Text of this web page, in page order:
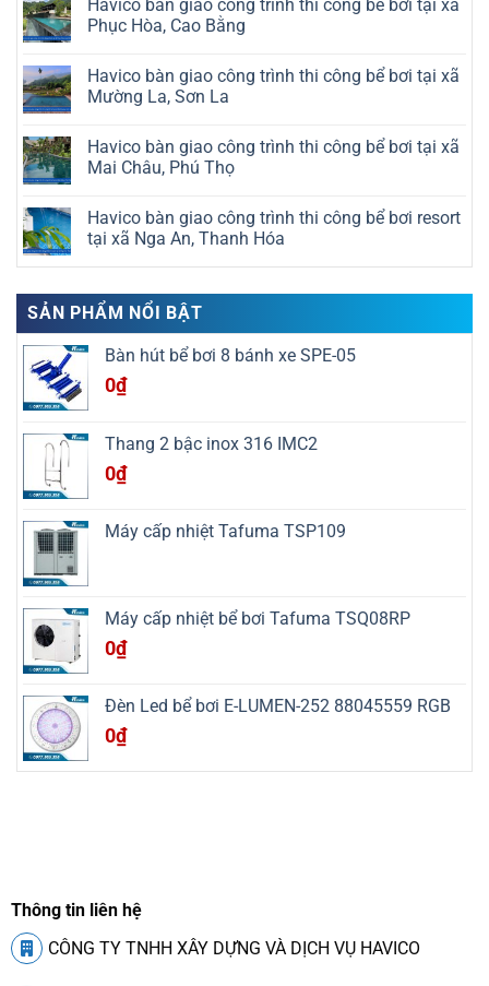
bình
luận
ở
giao
công
trình
bể
bơi
tại
Đồ
Sơn,
Hải
Havico bàn giao công trình thi công bể bơi tại xã
Phục Hòa, Cao Bằng
bình
luận
ở
giao
công
trình
bể
bơi
tại
Cao
Bằng
Havico bàn giao công trình thi công bể bơi tại xã
Mường La, Sơn La
bình
luận
ở
giao
công
trình
bơi
tại
xã
Mường
Havico bàn giao công trình thi công bể bơi tại xã
Mai Châu, Phú Thọ
bình
luận
ở
công
trình
thi
công
Phú
Havico bàn giao công trình thi công bể bơi resort
tại xã Nga An, Thanh Hóa
luận
ở
Havico
bàn
giao
trình
bơi
Nga
Thanh
SẢN PHẨM NỔI BẬT
Bàn hút bể bơi 8 bánh xe SPE-05
0₫
Thang 2 bậc inox 316 IMC2
0₫
Máy cấp nhiệt Tafuma TSP109
Máy cấp nhiệt bể bơi Tafuma TSQ08RP
0₫
Đèn Led bể bơi E-LUMEN-252 88045559 RGB
0₫
Thông tin liên hệ
CÔNG TY TNHH XÂY DỰNG VÀ DỊCH VỤ HAVICO